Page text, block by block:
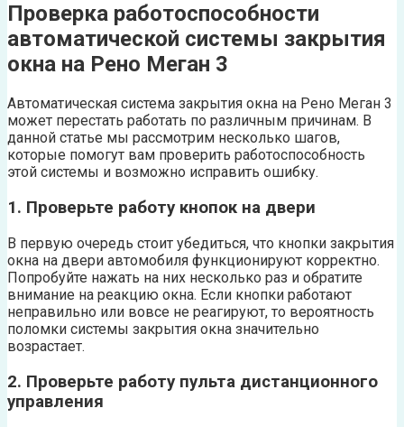
Проверка работоспособности
автоматической системы закрытия
окна на Рено Меган 3
Автоматическая система закрытия окна на Рено Меган 3
может перестать работать по различным причинам. В
данной статье мы рассмотрим несколько шагов,
которые помогут вам проверить работоспособность
этой системы и возможно исправить ошибку.
1. Проверьте работу кнопок на двери
В первую очередь стоит убедиться, что кнопки закрытия
окна на двери автомобиля функционируют корректно.
Попробуйте нажать на них несколько раз и обратите
внимание на реакцию окна. Если кнопки работают
неправильно или вовсе не реагируют, то вероятность
поломки системы закрытия окна значительно
возрастает.
2. Проверьте работу пульта дистанционного
управления